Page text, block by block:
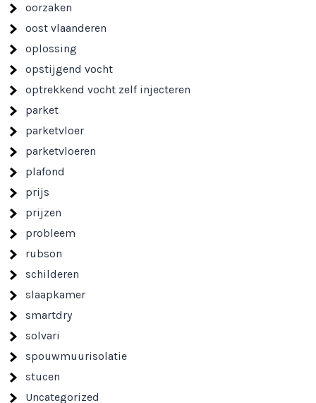
oorzaken
oost vlaanderen
oplossing
opstijgend vocht
optrekkend vocht zelf injecteren
parket
parketvloer
parketvloeren
plafond
prijs
prijzen
probleem
rubson
schilderen
slaapkamer
smartdry
solvari
spouwmuurisolatie
stucen
Uncategorized